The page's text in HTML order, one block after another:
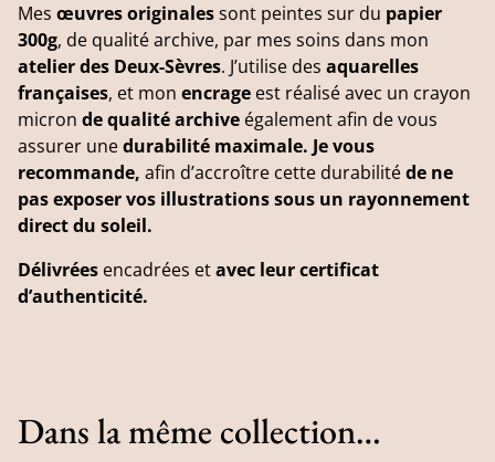
Mes œuvres originalessont peintes sur du papier
300g, de qualité archive, par mes soins dans mon
atelier des Deux-Sèvres. J’utilise des aquarelles
françaises, et mon encrage est réalisé avec un crayon
micron de qualité archive également afin de vous
assurer unedurabilité maximale. Je vous
recommande, afin d’accroître cette durabilitéde ne
pas exposer vos illustrations sous un rayonnement
direct du soleil.
Délivrées encadrées etavec leur certificat
d’authenticité.
Dans la même collection…